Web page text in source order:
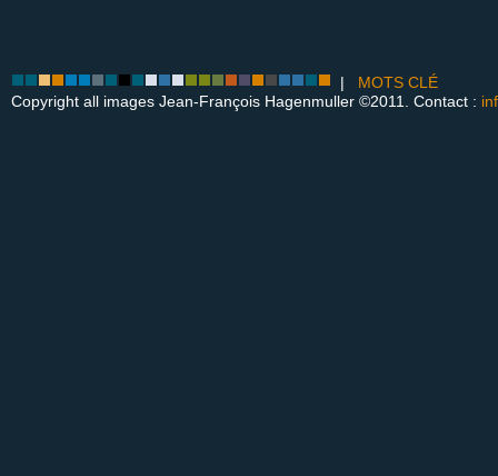
| MOTS CLÉ
Copyright all images Jean-François Hagenmuller ©2011. Contact :